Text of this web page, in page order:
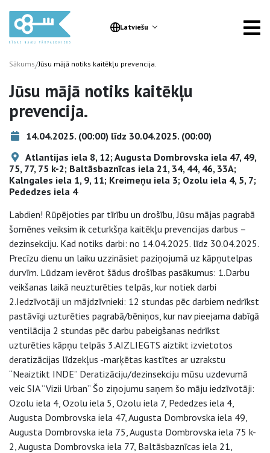
Latviešu
Sākums/Jūsu mājā notiks kaitēkļu prevencija.
Jūsu mājā notiks kaitēkļu
prevencija.
14.04.2025. (00:00) līdz 30.04.2025. (00:00)
Atlantijas iela 8, 12; Augusta Dombrovska iela 47, 49,
75, 77, 75 k-2; Baltāsbaznīcas iela 21, 34, 44, 46, 33A;
Kalngales iela 1, 9, 11; Kreimeņu iela 3; Ozolu iela 4, 5, 7;
Pededzes iela 4
Labdien! Rūpējoties par tīrību un drošību, Jūsu mājas pagrabā
šomēnes veiksim ik ceturkšņa kaitēkļu prevencijas darbus –
dezinsekciju. Kad notiks darbi: no 14.04.2025. līdz 30.04.2025.
Precīzu dienu un laiku uzzināsiet paziņojumā uz kāpņutelpas
durvīm. Lūdzam ievērot šādus drošības pasākumus: 1.Darbu
veikšanas laikā neuzturēties telpās, kur notiek darbi
2.Iedzīvotāji un mājdzīvnieki: 12 stundas pēc darbiem nedrīkst
pastāvīgi uzturēties pagrabā/bēniņos, kur nav pieejama dabīgā
ventilācija 2 stundas pēc darbu pabeigšanas nedrīkst
uzturēties kāpņu telpās 3.AIZLIEGTS aiztikt izvietotos
deratizācijas līdzekļus -marķētas kastītes ar uzrakstu
“Neaiztikt INDE” Deratizāciju/dezinsekciju mūsu uzdevumā
veic SIA “Vizii Urban” Šo ziņojumu saņem šo māju iedzīvotāji:
Ozolu iela 4, Ozolu iela 5, Ozolu iela 7, Pededzes iela 4,
Augusta Dombrovska iela 47, Augusta Dombrovska iela 49,
Augusta Dombrovska iela 75, Augusta Dombrovska iela 75 k-
2, Augusta Dombrovska iela 77, Baltāsbaznīcas iela 21,